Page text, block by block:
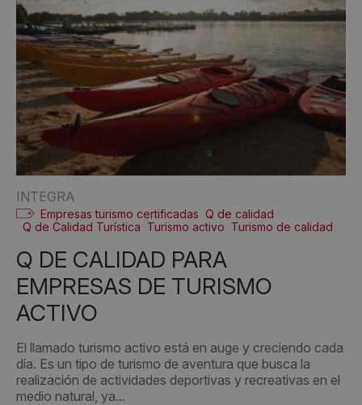
INTEGRA
Empresas turismo certificadas Q de calidad
Q de Calidad Turística Turismo activo Turismo de calidad
Q DE CALIDAD PARA
EMPRESAS DE TURISMO
ACTIVO
El llamado turismo activo está en auge y creciendo cada
día. Es un tipo de turismo de aventura que busca la
realización de actividades deportivas y recreativas en el
medio natural, ya...